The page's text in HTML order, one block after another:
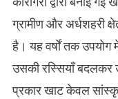
ग्रामीण और अर्धशहरी
है। यह वर्षों तक
उसकी रस्सियाँ बदलकर
प्रकार खाट केवल